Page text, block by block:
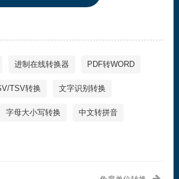
进制在线转换器 PDF转WORD
TSV转换 文字识别转换
字母大小写转换 中文转拼音